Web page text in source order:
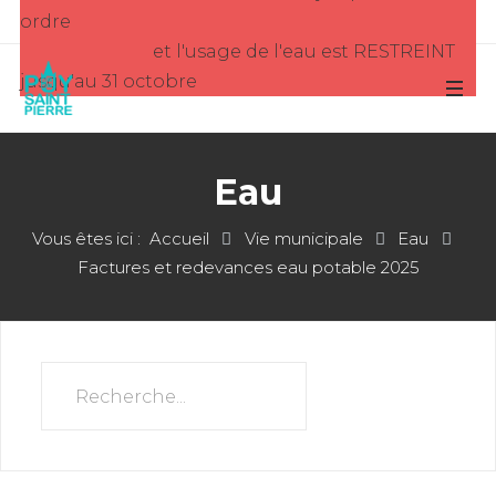
ordre
et l'usage de l'eau est RESTREINT
jusqu'au 31 octobre
Eau
Vous êtes ici : Accueil Vie municipale
Eau
Factures et redevances eau potable 2025